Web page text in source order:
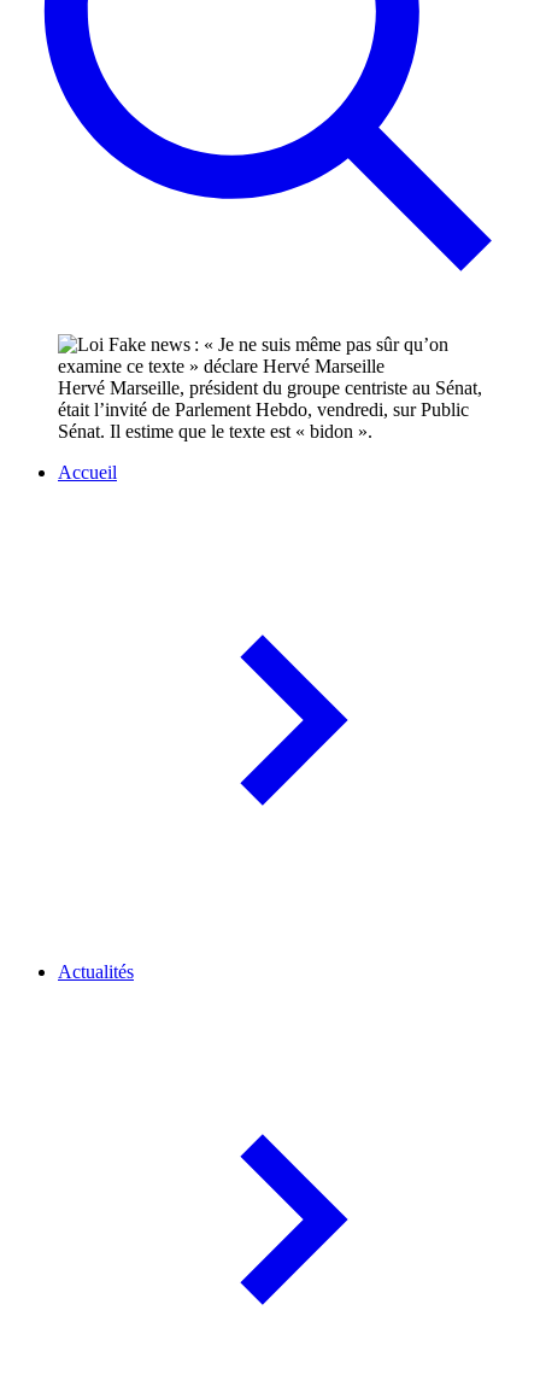
Hervé Marseille, président du groupe centriste au Sénat,
était l’invité de Parlement Hebdo, vendredi, sur Public
Sénat. Il estime que le texte est « bidon ».
Accueil
Actualités